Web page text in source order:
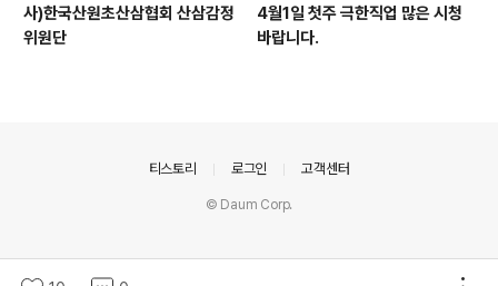
사)한국산원초산삼협회 산삼감정
위원단
4월1일 첫주 극한직업 많은 시청
바랍니다.
티스토리 로그인 고객센터
© Daum Corp.